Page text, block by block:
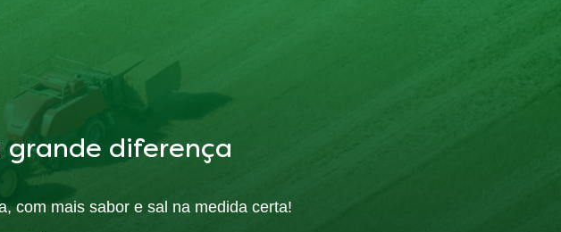
grande diferença
com mais sabor e sal na medida certa!